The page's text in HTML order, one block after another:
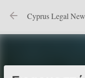
Cyprus Legal